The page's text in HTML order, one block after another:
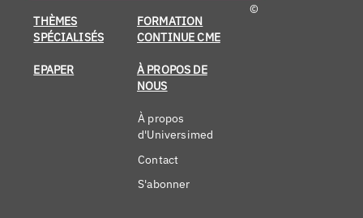
THÈMES
SPÉCIALISÉS
FORMATION
CONTINUE CME
EPAPER
À PROPOS DE
NOUS
À propos
d'Universimed
Contact
S'abonner
©